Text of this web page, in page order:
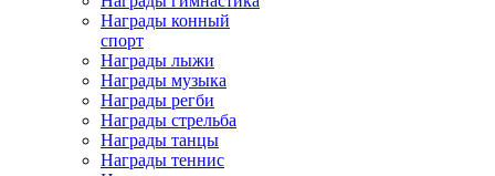
Награды конный
спорт
Награды лыжи
Награды музыка
Награды регби
Награды стрельба
Награды танцы
Награды теннис